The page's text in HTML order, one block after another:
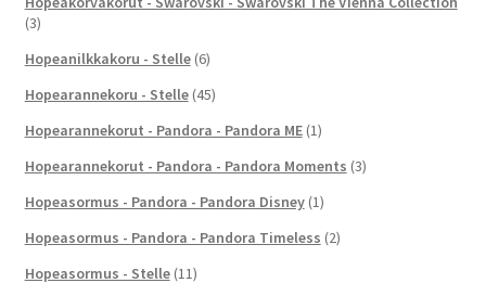
(3)
Hopeanilkkakoru - Stelle (6)
Hopearannekoru - Stelle (45)
Hopearannekorut - Pandora - Pandora ME (1)
Hopearannekorut - Pandora - Pandora Moments (3)
Hopeasormus - Pandora - Pandora Disney (1)
Hopeasormus - Pandora - Pandora Timeless (2)
Hopeasormus - Stelle (11)